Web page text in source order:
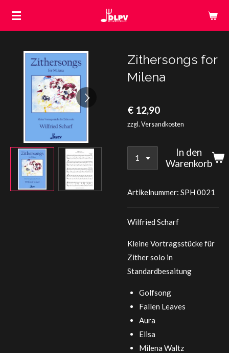
Zum
Zithersongs for
Milena
€ 12,90
zzgl. Versandkosten
In den
Warenkorb
Artikelnummer: SPH 0021
Wilfried Scharf
Kleine Vortragsstücke für
Zither solo in
Standardbesaitung
Golfsong
Fallen Leaves
Aura
Elisa
Milena Waltz